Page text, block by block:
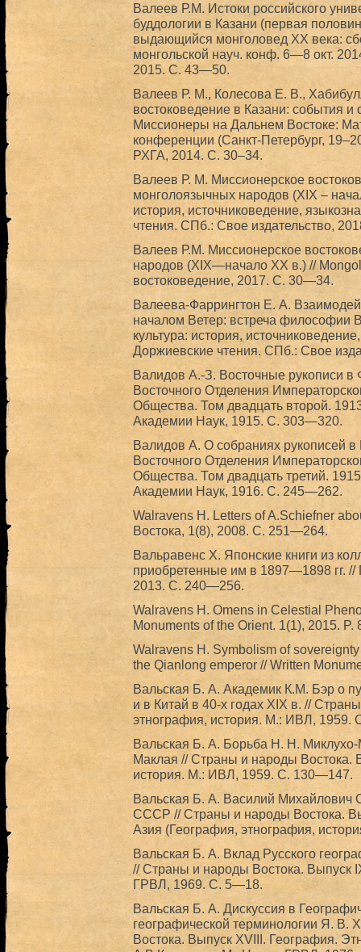
Валеев Р.М. Истоки российского
буддологии в Казани (первая
выдающийся монголовед ХХ века:
монгольской науч. конф. 6—8 окт.
2015. С. 43—50.
Валеев Р. М., Колесова Е. В.,
востоковедение в Казани: события
Миссионеры на Дальнем Востоке:
конференции (Санкт-Петербург,
РХГА, 2014. С. 30–34.
Валеев Р. М. Миссионерское
монголоязычных народов (XIX –
история, источниковедение,
чтения. СПб.: Свое издательство,
Валеев Р.М. Миссионерское
народов (ХIХ—начало ХХ в.) //
востоковедение, 2017. С. 30—34.
Валеева-Фаррингтон Е. А.
началом Ветер: встреча философии
культура: история,
Доржиевские чтения. СПб.: Свое
Валидов А.-З. Восточные рукописи в
Восточного Отделения
Общества. Том двадцать второй.
Академии Наук, 1915. С. 303—320.
Валидов А. О собраниях рукописей в
Восточного Отделения
Общества. Том двадцать третий.
Академии Наук, 1916. С. 245—262.
Walravens H. Letters of A.Schiefner
Востока, 1(8), 2008. С. 251—264.
Вальравенс Х. Японские книги из
приобретенные им в 1897—1898 гг.
2013. С. 240—256.
Walravens H. Omens in Celestial
Monuments of the Orient. 1(1), 2015. P.
Walravens H. Symbolism of
the Qianlong emperor // Written
Вальская Б. А. Академик К.М. Бэр о
и в Китай в 40-х годах XIX в. //
этнография, история. М.: ИВЛ, 1959.
Вальская Б. А. Борьба Н. Н.
Маклая // Страны и народы Востока.
история. М.: ИВЛ, 1959. С. 130—147.
Вальская Б. А. Василий Михайлович
СССР // Страны и народы Востока.
Азия (География, этнография,
Вальская Б. А. Вклад Русского
// Страны и народы Востока.
ГРВЛ, 1969. С. 5—18.
Вальская Б. А. Дискуссия в
географической терминологии Я. В.
Востока. Выпуск XVIII. География.